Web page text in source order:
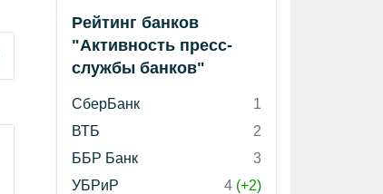
Рейтинг банков
"Активность пресс-
службы банков"
СберБанк
1
ВТБ
2
ББР Банк
3
УБРиР
4 (+2)